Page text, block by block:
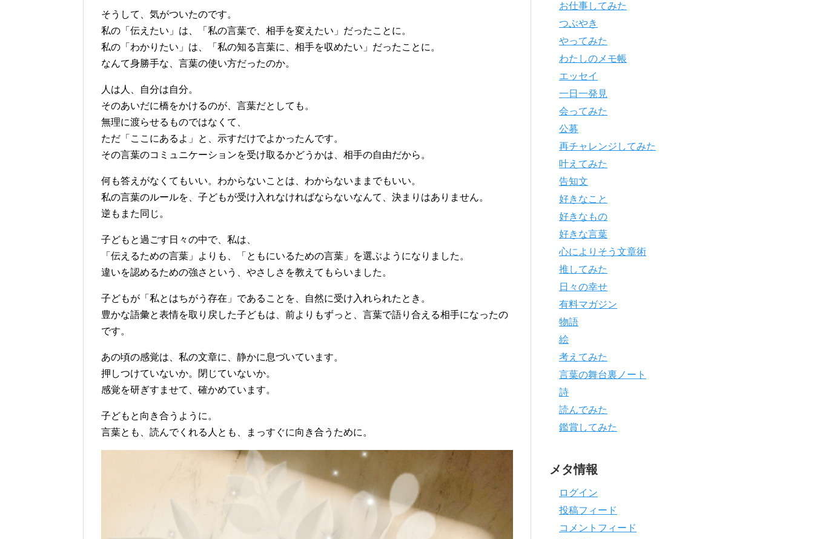
そうして、気がついたのです。
私の「伝えたい」は、「私の言葉で、相手を変えたい」だったことに。
私の「わかりたい」は、「私の知る言葉に、相手を収めたい」だったことに。
なんて身勝手な、言葉の使い方だったのか。
人は人、自分は自分。
そのあいだに橋をかけるのが、言葉だとしても。
無理に渡らせるものではなくて、
ただ「ここにあるよ」と、示すだけでよかったんです。
その言葉のコミュニケーションを受け取るかどうかは、相手の自由だから。
何も答えがなくてもいい。わからないことは、わからないままでもいい。
私の言葉のルールを、子どもが受け入れなければならないなんて、決まりはありません。
逆もまた同じ。
子どもと過ごす日々の中で、私は、
「伝えるための言葉」よりも、「ともにいるための言葉」を選ぶようになりました。
違いを認めるための強さという、やさしさを教えてもらいました。
子どもが「私とはちがう存在」であることを、自然に受け入れられたとき。
豊かな語彙と表情を取り戻した子どもは、前よりもずっと、言葉で語り合える相手になったの
です。
あの頃の感覚は、私の文章に、静かに息づいています。
押しつけていないか。閉じていないか。
感覚を研ぎすませて、確かめています。
子どもと向き合うように。
言葉とも、読んでくれる人とも、まっすぐに向き合うために。
お仕事してみた
つぶやき
やってみた
わたしのメモ帳
エッセイ
一日一発見
会ってみた
公募
再チャレンジしてみた
叶えてみた
告知文
好きなこと
好きなもの
好きな言葉
心によりそう文章術
推してみた
日々の幸せ
有料マガジン
物語
絵
考えてみた
言葉の舞台裏ノート
詩
読んでみた
鑑賞してみた
メタ情報
ログイン
投稿フィード
コメントフィード